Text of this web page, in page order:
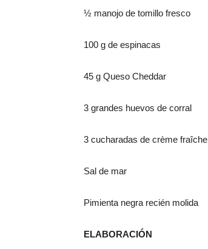
½ manojo de tomillo fresco
100 g de espinacas
45 g Queso Cheddar
3 grandes huevos de corral
3 cucharadas de crème fraîche
Sal de mar
Pimienta negra recién molida
ELABORACIÓN